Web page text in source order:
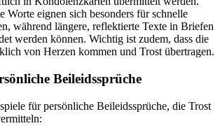
Worte eignen sich besonders für schnelle
während längere, reflektierte Texte in Briefen
werden können. Wichtig ist zudem, dass die
von Herzen kommen und Trost übertragen.
Beileidssprüche
für persönliche Beileidssprüche, die Trost